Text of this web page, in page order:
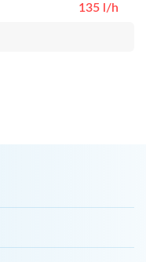
135 l/h